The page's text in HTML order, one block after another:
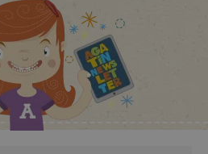
.agatinsvijet.hr